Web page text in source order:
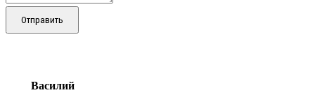
Отправить
Василий